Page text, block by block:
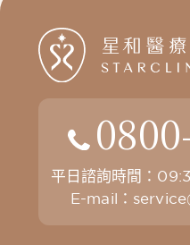
平日諮詢時間：
E-mail：